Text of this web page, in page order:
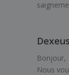
Bonjour,
Nous